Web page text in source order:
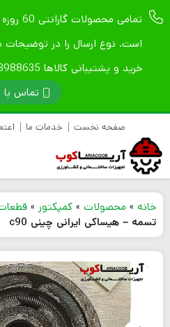
تمامی
است. نوع ارسال را در توضیحات
خرید و پشتیبانی کالاها 02133988635 - 09125079825
تماس با
صفحه نخست خدمات ما
خانه » محصولات » کمپکتور »
تسمه – هیساکی ایرانی چینی c90